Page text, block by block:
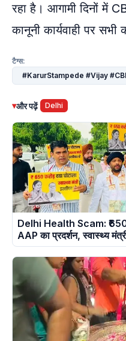
रहा है। आगामी दिनों में
कानूनी कार्यवाही पर
टैग्स:
#KarurStampede #Vijay
▾और पढ़ें Delhi
Delhi Health Scam: ₹650
AAP का प्रदर्शन, स्वास्थ्य